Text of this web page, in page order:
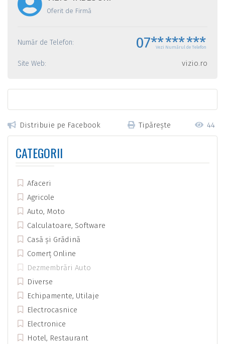
Oferit de Firmă
Număr de Telefon: 07********
Vezi Numărul de Telefon
Site Web: vizio.ro
Distribuie pe Facebook Tipărește 44
CATEGORII
Afaceri
Agricole
Auto, Moto
Calculatoare, Software
Casă și Grădină
Comerț Online
Dezmembrări Auto
Diverse
Echipamente, Utilaje
Electrocasnice
Electronice
Hotel, Restaurant